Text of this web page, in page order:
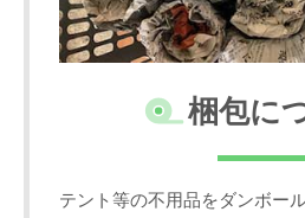
梱包に
テント等の不用品をダンボー